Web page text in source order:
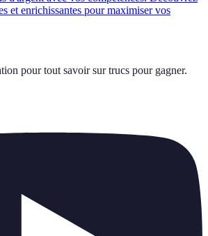
et enrichissantes pour maximiser vos
pour tout savoir sur trucs pour gagner.